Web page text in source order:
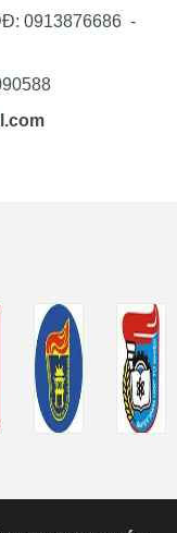
0913876686 -